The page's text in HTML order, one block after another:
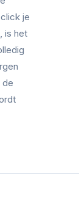
je
is het
de